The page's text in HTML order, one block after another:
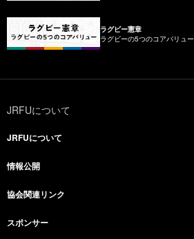
ラグビー憲章
ラグビーの5つのコアバリュー
JRFUについて
JRFUについて
情報公開
協会関連リンク
スポンサー